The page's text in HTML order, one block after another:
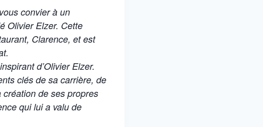
convier à un
Olivier Elzer. Cette
Clarence, et est
d’Olivier Elzer.
clés de sa carrière, de
de ses propres
qui lui a valu de